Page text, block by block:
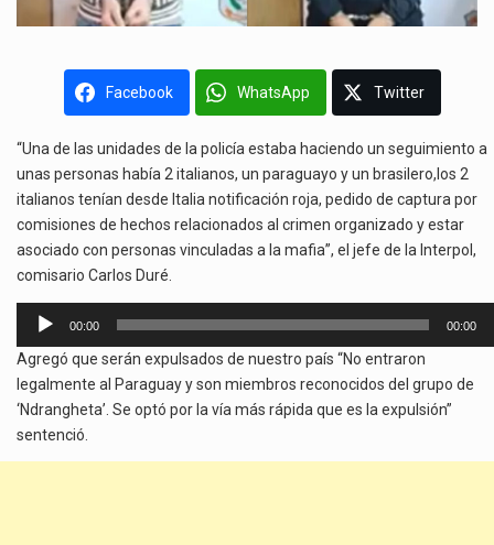
Facebook WhatsApp Twitter
“Una de las unidades de la policía estaba haciendo un seguimiento a
unas personas había 2 italianos, un paraguayo y un brasilero,los 2
italianos tenían desde Italia notificación roja, pedido de captura por
comisiones de hechos relacionados al crimen organizado y estar
asociado con personas vinculadas a la mafia”, el jefe de la Interpol,
comisario Carlos Duré.
Reproductor
audio
00:00 00:00
Agregó que serán expulsados de nuestro país “No entraron
legalmente al Paraguay y son miembros reconocidos del grupo de
‘Ndrangheta’. Se optó por la vía más rápida que es la expulsión”
sentenció.